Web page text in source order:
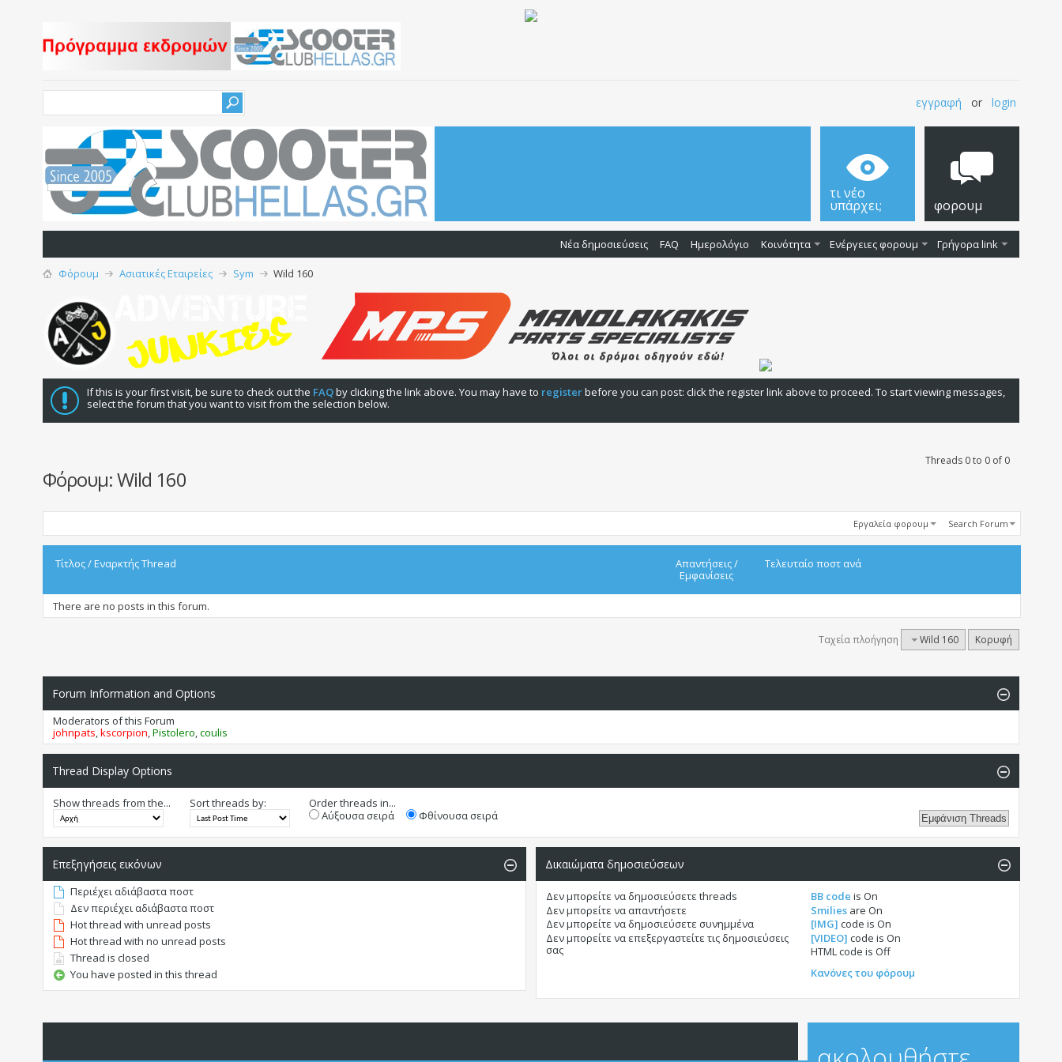
εγγραφή or login
τι νέο
υπάρχει; φορουμ
Νέα δημοσιεύσεις FAQ Ημερολόγιο Κοινότητα Ενέργειες φορουμ Γρήγορα link
Φόρουμ Ασιατικές Εταιρείες Sym Wild 160
If this is your first visit, be sure to check out the FAQby clicking the link above. You may have to registerbefore you can post: click the register link above to proceed. To start viewing messages,
select the forum that you want to visit from the selection below.
Threads 0 to 0 of 0
Φόρουμ:Wild 160
Εργαλεία φορουμ Search Forum
Τίτλος/Εναρκτής Thread Απαντήσεις/
Εμφανίσεις
Τελευταίο ποστ ανά
There are no posts in this forum.
Ταχεία πλοήγηση Wild 160 Κορυφή
Forum Information and Options
Moderators of this Forum
johnpats,kscorpion,Pistolero,coulis
Thread Display Options
Show threads from the... Sort threads by:
Order threads in...
Αύξουσα σειρά
Φθίνουσα σειρά
Επεξηγήσεις εικόνων
Περιέχει αδιάβαστα ποστ
Δεν περιέχει αδιάβαστα ποστ
Hot thread with unread posts
Hot thread with no unread posts
Thread is closed
You have posted in this thread
Δικαιώματα δημοσιεύσεων
Δεν μπορείτε να δημοσιεύσετε threads
Δεν μπορείτε να απαντήσετε
Δεν μπορείτε να δημοσιεύσετε συνημμένα
Δεν μπορείτενα επεξεργαστείτε τις δημοσιεύσεις
σας
BB code is On
Smiliesare On
[IMG] code is On
[VIDEO] code is On
HTML code is Off
Κανόνες του φόρουμ